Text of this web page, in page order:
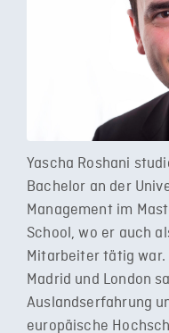
Yascha Roshani
Bachelor an der
Management im
School, wo er auch
Mitarbeiter tätig
Madrid und London
Auslandserfahrung
europäische